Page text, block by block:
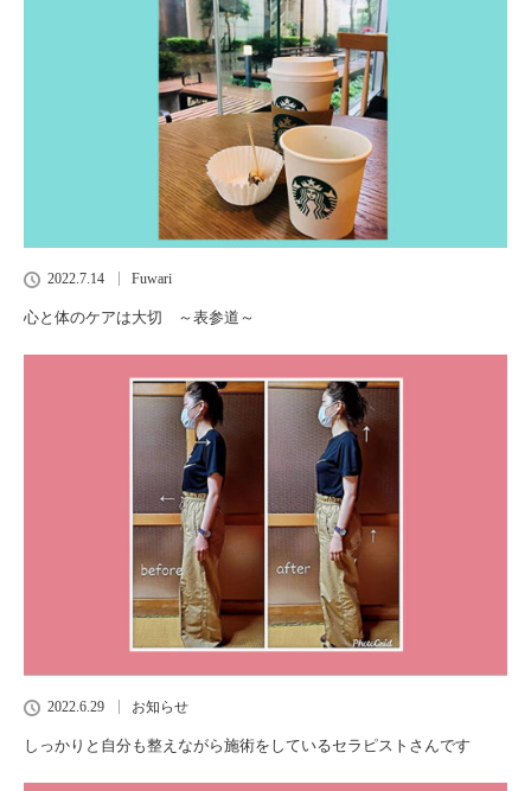
2022.7.14 Fuwari
心と体のケアは大切 ～表参道～
2022.6.29 お知らせ
しっかりと自分も整えながら施術をしているセラピストさんです